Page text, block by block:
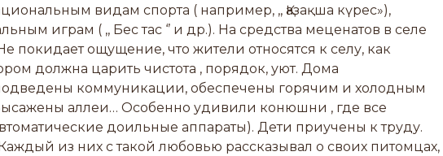
видам спорта ( например, ,, Қазақша күрес»),
играм ( ,, Бес тас ‘’ и др.). На средства меценатов в селе
покидает ощущение, что жители относятся к селу, как
должна царить чистота , порядок, уют. Дома
коммуникации, обеспечены горячим и холодным
аллеи… Особенно удивили конюшни , где все
доильные аппараты). Дети приучены к труду.
из них с такой любовью рассказывал о своих питомцах,